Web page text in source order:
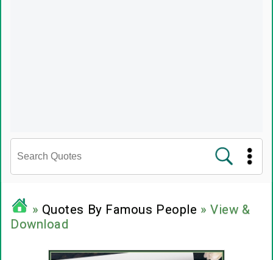
பிரபலங்களின் பொன்மொழிகள்
» Quotes By Famous People » View &
Download